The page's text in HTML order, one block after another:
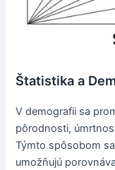
Štatistika a
V demografii sa
pôrodnosti,
Týmto spôsobom
umožňujú